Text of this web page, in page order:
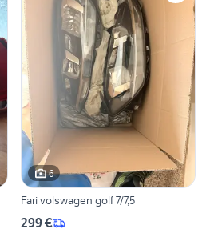
6
Fari volswagen golf 7/7,5
299 €